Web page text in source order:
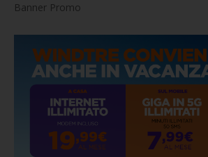
Banner Promo